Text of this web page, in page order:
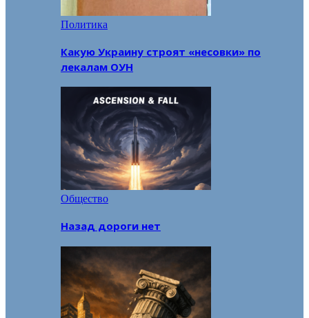
Политика
Какую Украину строят «несовки» по
лекалам ОУН
Общество
Назад дороги нет